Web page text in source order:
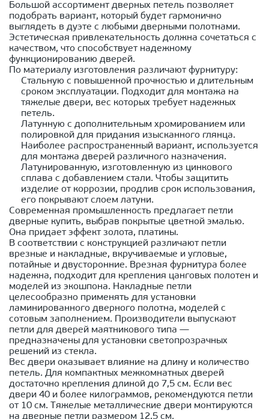
Большой ассортимент дверных петель позволяет
подобрать вариант, который будет гармонично
выглядеть в дуэте с любыми дверными полотнами.
Эстетическая привлекательность должна сочетаться с
качеством, что способствует надежному
функционированию дверей.
По материалу изготовления различают фурнитуру:
Стальную с повышенной прочностью и длительным
сроком эксплуатации. Подходит для монтажа на
тяжелые двери, вес которых требует надежных
петель.
Латунную с дополнительным хромированием или
полировкой для придания изысканного глянца.
Наиболее распространенный вариант, используется
для монтажа дверей различного назначения.
Латунированную, изготовленную из цинкового
сплава с добавлением стали. Чтобы защитить
изделие от коррозии, продлив срок использования,
его покрывают слоем латуни.
Современная промышленность предлагает петли
дверные купить, выбрав покрытые цветной эмалью.
Она придает эффект золота, платины.
В соответствии с конструкцией различают петли
врезные и накладные, вкручиваемые и угловые,
потайные и двусторонние. Врезная фурнитура более
надежна, подходит для крепления цанговых полотен и
моделей из экошпона. Накладные петли
целесообразно применять для установки
ламинированного дверного полотна, моделей с
сотовым заполнением. Производители выпускают
петли для дверей маятникового типа —
предназначены для установки светопрозрачных
решений из стекла.
Вес двери оказывает влияние на длину и количество
петель. Для компактных межкомнатных дверей
достаточно крепления длиной до 7,5 см. Если вес
двери 40 и более килограммов, рекомендуются петли
от 10 см. Тяжелые металлические двери монтируются
на дверные петли размером 12,5 см.